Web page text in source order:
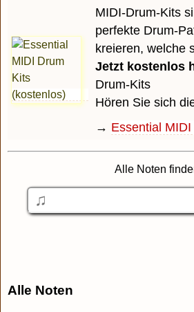
MIDI-Drum-Kits
perfekte Drum-
kreieren, welche
Jetzt kostenlos
Drum-Kits
Hören Sie sich
→ Essential
Alle Noten
Alle Noten